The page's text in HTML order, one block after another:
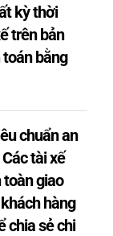
kỳ thời
trên bản
bằng
chuẩn an
tài xế
toàn giao
hàng
chia sẻ chi